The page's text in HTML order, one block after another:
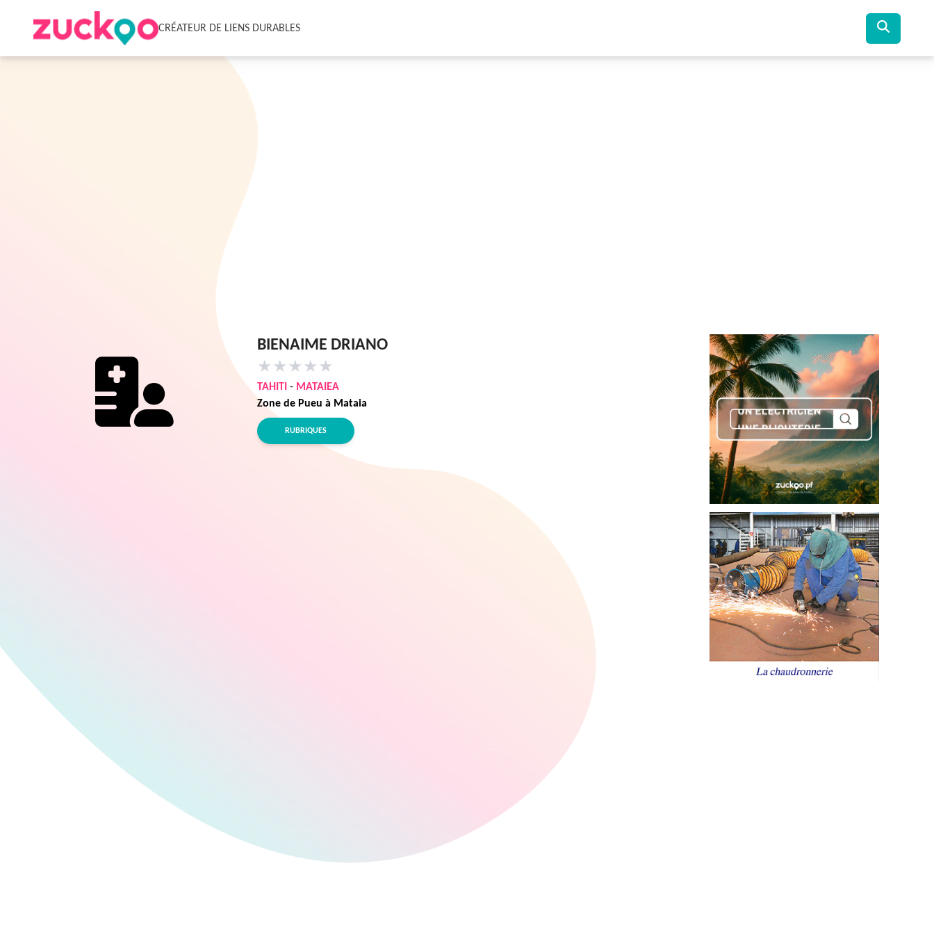
CRÉATEUR DE LIENS DURABLES
BIENAIME DRIANO
★ ★ ★ ★ ★
TAHITI - MATAIEA
Zone de Pueu à Mataia
RUBRIQUES